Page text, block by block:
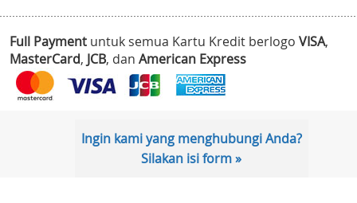
Full Payment untuk semua Kartu Kredit berlogo VISA,
MasterCard, JCB, dan American Express
Ingin kami yang menghubungi Anda?
Silakan isi form »